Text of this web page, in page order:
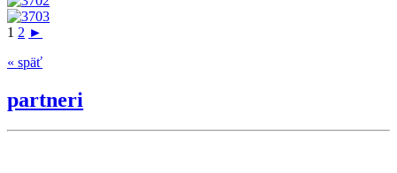
1 2 ►
« späť
partneri